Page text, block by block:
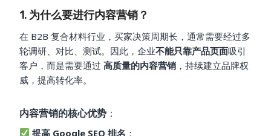
1. 为什么要进行内容营销？
在 B2B 复合材料行业，买家决策周期长，通常需要经过多
轮调研、对比、测试。因此，企业不能只靠产品页面吸引
客户，而是需要通过 高质量的内容营销 ，持续建立品牌权
威，提高转化率。
内容营销的核心优势 ：
提高 Google SEO 排名 ：